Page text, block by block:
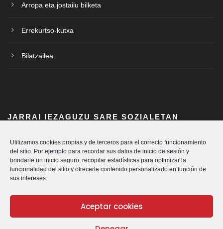
Utilizamos cookies propias y de terceros para el correcto funcionamiento
del sitio. Por ejemplo para recordar sus datos de inicio de sesión y
brindarle un inicio seguro, recopilar estadísticas para optimizar la
funcionalidad del sitio y ofrecerle contenido personalizado en función de
sus intereses.
Aceptar cookies
Arropa eta jostailu bilketa
Errekurtso-kutxa
Bilatzailea
JARRAI IEZAGUZU SARE SOZIALETAN